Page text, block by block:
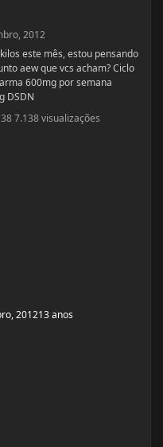
2012
este mês, estou pensando
aew que vcs acham? Ciclo
600mg por semana
DSDN
7.138 visualizações
201213 anos